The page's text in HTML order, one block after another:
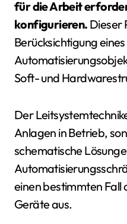
für die Arbeit
konfigurieren. Dieser
Berücksichtigung
Soft- und
Der
Anlagen in Betrieb,
schematische
einen bestimmten Fall
Geräte aus.